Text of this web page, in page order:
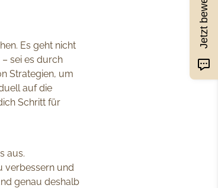
Es geht nicht
sei es durch
Strategien, um
auf die
Schritt für
aus.
verbessern und
genau deshalb